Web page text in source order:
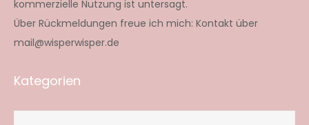
kommerzielle Nutzung ist untersagt.
Über Rückmeldungen freue ich mich: Kontakt über
mail@wisperwisper.de
Kategorien